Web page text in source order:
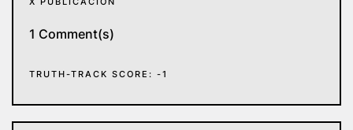
1 Comment(s)
TRUTH-TRACK SCORE: -1